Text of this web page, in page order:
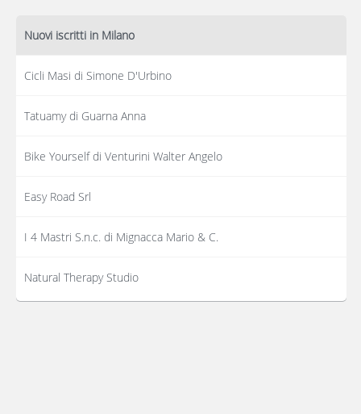
Nuovi iscritti in Milano
Cicli Masi di Simone D'Urbino
Tatuamy di Guarna Anna
Bike Yourself di Venturini Walter Angelo
Easy Road Srl
I 4 Mastri S.n.c. di Mignacca Mario & C.
Natural Therapy Studio